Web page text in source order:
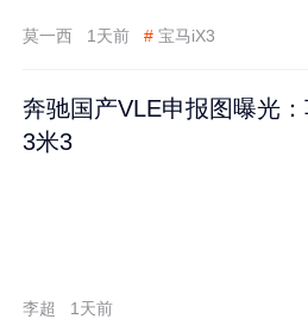
莫一西 1天前 # 宝马iX3
奔驰国产VLE申报图曝光
3米3
李超 1天前